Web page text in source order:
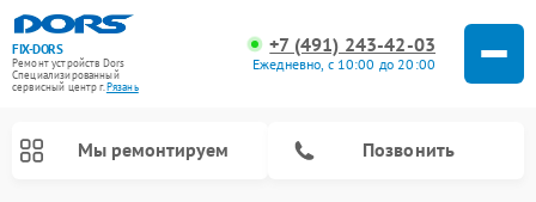
FIX-DORS
Ремонт устройств Dors
Специализированный
cервисный центр г.Рязань
+7 (491) 243-42-03
Ежедневно, с 10:00 до 20:00
Мы ремонтируем Позвонить